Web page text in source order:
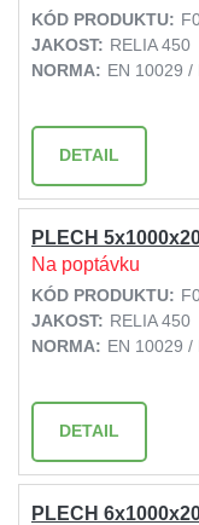
KÓD PRODUKTU:
JAKOST: RELIA 450
NORMA: EN 10029 /
DETAIL
PLECH
Na poptávku
KÓD PRODUKTU:
JAKOST: RELIA 450
NORMA: EN 10029 /
DETAIL
PLECH